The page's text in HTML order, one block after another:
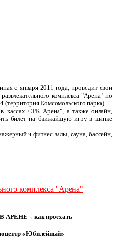
с января 2011 года, проводит свои
комплекса "Арена" по
(территория Комсомольского парка).
кассах СРК Арена", а также онлайн,
билет на ближайшую игру в шапке
и фитнес залы, сауна, бассейн,
комплекса "Арена"
АРЕНЕ как проехать
«Юбилейный»